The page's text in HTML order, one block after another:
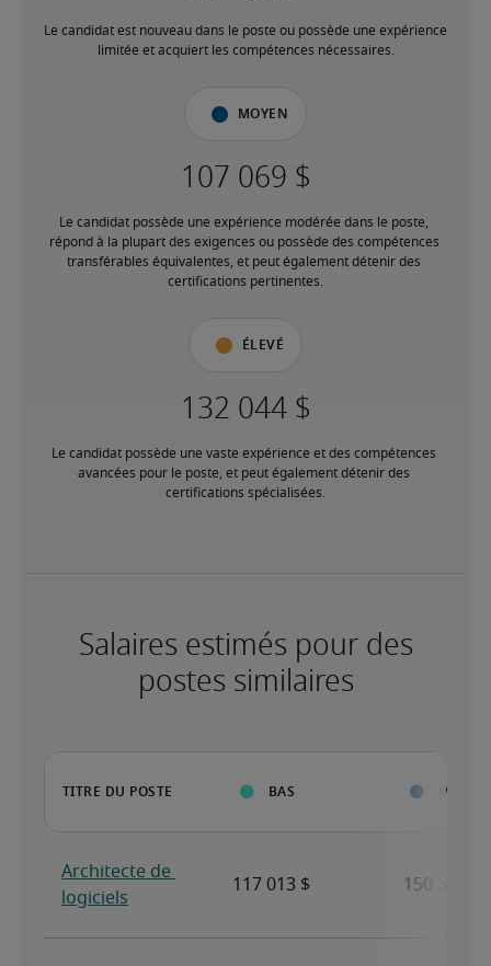
Le candidat est nouveau dans le poste ou possède une expérience
limitée et acquiert les compétences nécessaires.
Moyen
Le candidat possède une expérience modérée dans le poste,
répond à la plupart des exigences ou possède des compétences
transférables équivalentes, et peut également détenir des
certifications pertinentes.
Élevé
Le candidat possède une vaste expérience et des compétences
avancées pour le poste, et peut également détenir des
certifications spécialisées.
Salaires estimés pour des
postes similaires